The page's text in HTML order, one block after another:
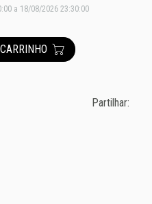
a 18/08/2026 23:30:00
Partilhar: